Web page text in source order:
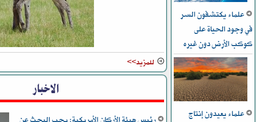
علماء يكتشفون السر
في وجود الحياة على
كوكب الأرض دون غيره
علماء يعيدون إنتاج
للمزيد>>
الاخبار